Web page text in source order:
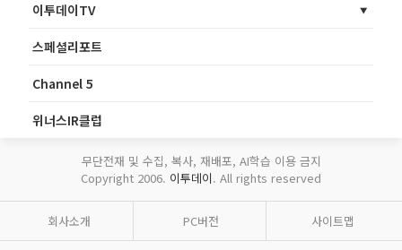
이투데이TV
스페셜리포트
Channel 5
위너스IR클럽
무단전재 및 수집, 복사, 재배포, AI학습 이용 금지
Copyright 2006. 이투데이. All rights reserved
회사소개 PC버전 사이트맵